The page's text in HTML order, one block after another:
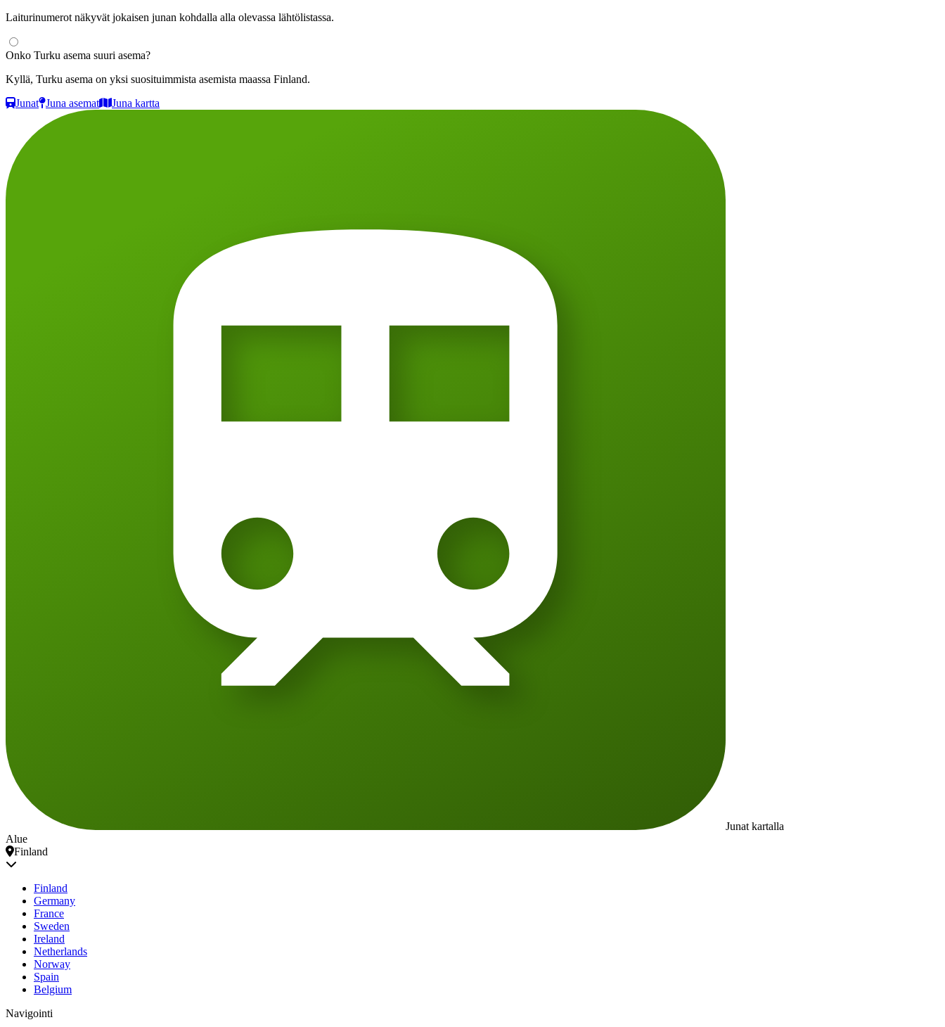
Laiturinumerot näkyvät jokaisen junan kohdalla alla olevassa lähtölistassa.
Onko Turku asema suuri asema?
Kyllä, Turku asema on yksi suosituimmista asemista maassa Finland.
Junat Juna asemat Juna kartta
Junat kartalla
Alue
Finland
Finland
Germany
France
Sweden
Ireland
Netherlands
Norway
Spain
Belgium
Navigointi